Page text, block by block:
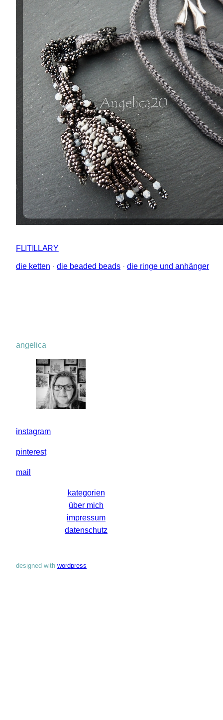
FLITILLARY
die ketten · die beaded beads · die ringe und anhänger
angelica
instagram
pinterest
mail
kategorien
über mich
impressum
datenschutz
designed with wordpress